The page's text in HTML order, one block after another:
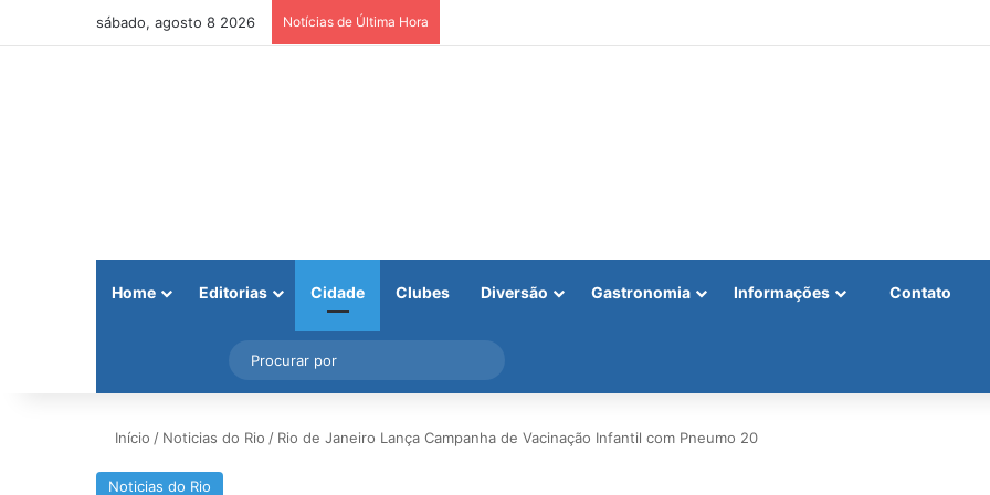
sábado, agosto 8 2026 Notícias de Última Hora
Home Editorias Cidade Clubes Diversão Gastronomia Informações Contato
Instagram
Barra Lateral
por
Início / Noticias do Rio / Rio de Janeiro Lança Campanha de Vacinação Infantil com Pneumo 20
Noticias do Rio